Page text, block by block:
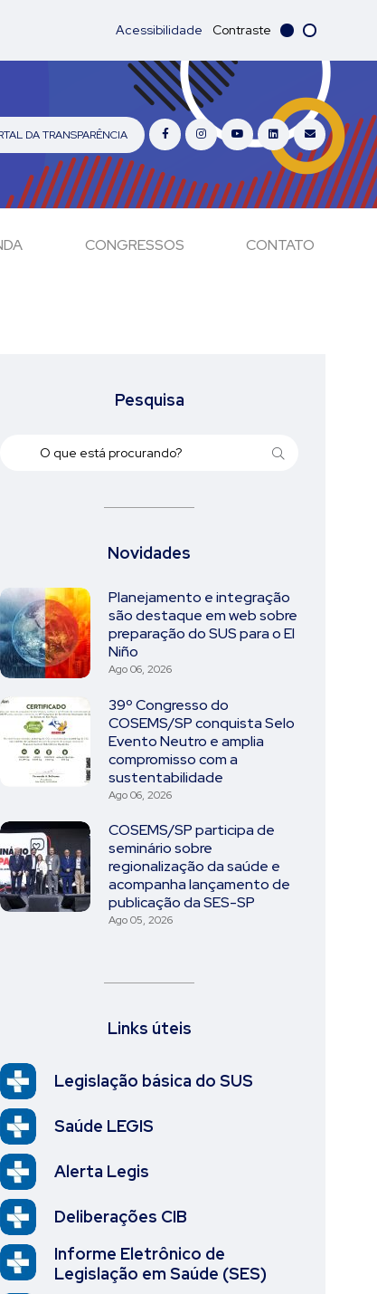
Acessibilidade Contraste
DA TRANSPARÊNCIA
CONGRESSOS CONTATO
Pesquisa
Novidades
Planejamento e integração
são destaque em web sobre
preparação do SUS para o El
Niño
Ago 06, 2026
39º Congresso do
COSEMS/SP conquista Selo
Evento Neutro e amplia
compromisso com a
sustentabilidade
Ago 06, 2026
COSEMS/SP participa de
seminário sobre
regionalização da saúde e
acompanha lançamento de
publicação da SES-SP
Ago 05, 2026
Links úteis
Legislação básica do SUS
Saúde LEGIS
Alerta Legis
Deliberações CIB
Informe Eletrônico de
Legislação em Saúde (SES)